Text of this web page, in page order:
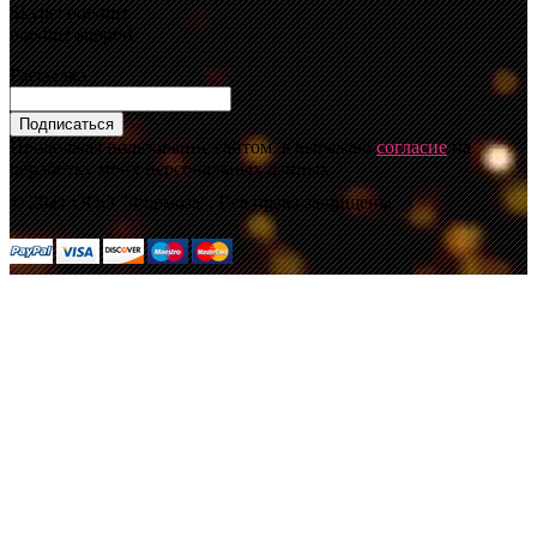
Skype: ooo4mz
ooo4mz-support
Рассылка
Подписаться
Продолжая пользование сайтом, я выражаюсогласиена
обработку моих персональных данных.
© 2021 ООО "Формоза". Все права защищены.